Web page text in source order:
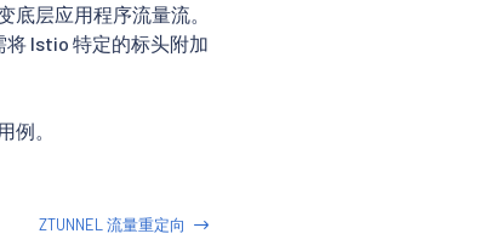
底层应用程序流量流。
Istio 特定的标头附加
例。
ZTUNNEL 流量重定向